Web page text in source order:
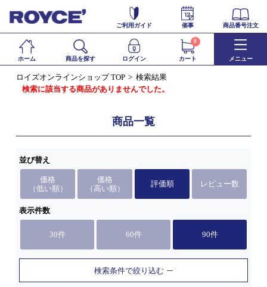
ご利用ガイド 催事 商品番号注文
ホーム 商品を探す ログイン カート
0
メニュー
ロイズオンラインショップ TOP
検索結果
検索に該当する商品がありませんでした。
商品一覧
並び替え
価格
（低い順）
価格
（高い順）
評価順 レビュー数
表示件数
30件 60件 90件
検索条件で絞り込む